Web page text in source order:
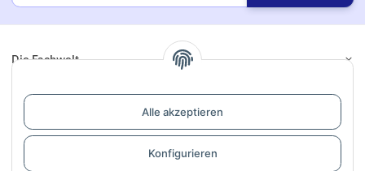
Alle akzeptieren
Konfigurieren
Die Fachwelt
Informationen
Links
Support / Dialogaufnahme